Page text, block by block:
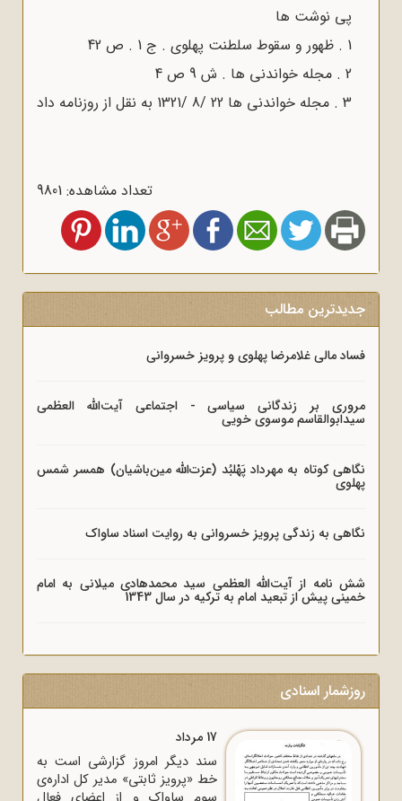
پی نوشت ها
1 . ظهور و سقوط سلطنت پهلوی . ج 1 . ص 42
2 . مجله خواندنی ها . ش 9 ص 4
3 . مجله خواندنی ها 22 /8 /1321 به نقل از روزنامه داد
تعداد مشاهده: 9801
جدیدترین مطالب
فساد مالی غلامرضا پهلوی و پرویز خسروانی
مروری بر زندگانی سیاسی - اجتماعی آیت‌الله العظمی
سیدابوالقاسم موسوی خویی
نگاهی کوتاه به مهرداد پَهْلبُد (عزت‌الله مین‌باشیان) همسر شمس
پهلوی
نگاهی به زندگی پرویز خسروانی به روایت اسناد ساواک
شش نامه از آیت‌الله العظمی سید محمدهادی میلانی به امام
خمینی پیش از تبعید امام به ترکیه در سال 1343
روزشمار اسنادی
17 مرداد
سند دیگر امروز گزارشی است به
خط «پرویز ثابتی» مدیر کل اداره‌ی